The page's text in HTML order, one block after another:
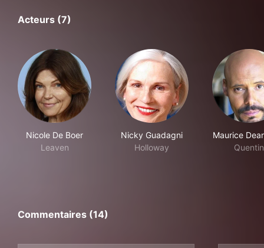
Acteurs (7)
Nicole De Boer
Leaven
Nicky Guadagni
Holloway
Maurice
Quentin
Commentaires (14)